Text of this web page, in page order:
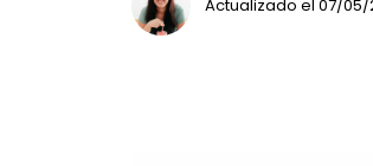
Actualizado el 07/05/